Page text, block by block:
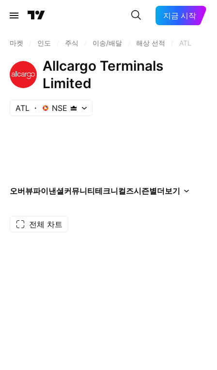
지금 시작
마켓 인도 주식 이송/배달 해상 선적 ATL
Allcargo Terminals
Limited
ATL NSE
오버뷰파이낸셜커뮤니티테크니컬즈시즌별더보기
전체 차트